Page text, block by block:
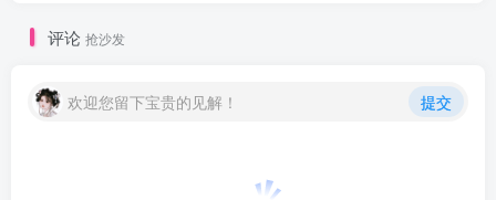
评论 抢沙发
欢迎您留下宝贵的见解！ 提交